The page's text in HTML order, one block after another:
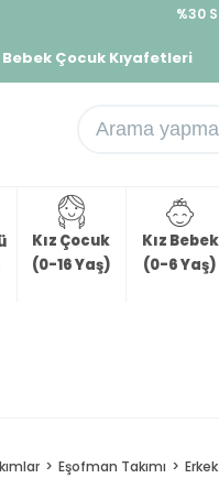
%30
Çocuk Kıyafetleri
Kız Çocuk
(0-16 Yaş)
Kız Bebek
(0-6 Yaş)
Eşofman Takımı